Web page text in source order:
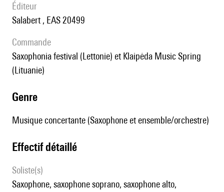
éditeur
Salabert , EAS 20499
Commande
Saxophonia festival (Lettonie) et Klaipėda Music Spring
(Lituanie)
genre
Musique concertante (Saxophone et ensemble/orchestre)
effectif détaillé
Soliste(s)
saxophone, saxophone soprano, saxophone alto,